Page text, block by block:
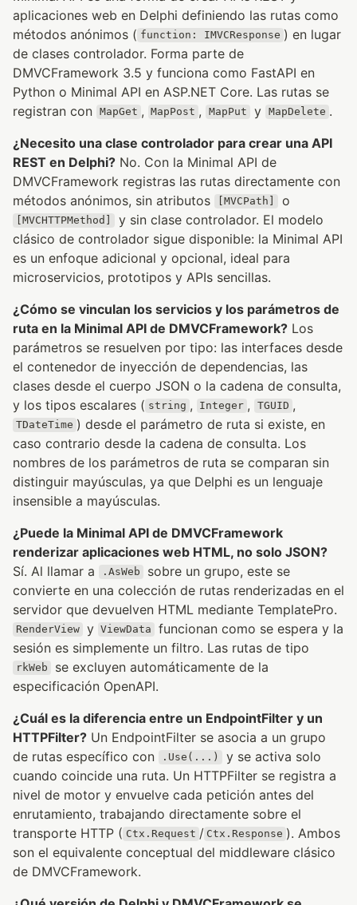
aplicaciones web en Delphi definiendo las rutas como
métodos anónimos ( function: IMVCResponse ) en lugar
de clases controlador. Forma parte de
DMVCFramework 3.5 y funciona como FastAPI en
Python o Minimal API en ASP.NET Core. Las rutas se
registran con MapGet , MapPost , MapPut y MapDelete .
¿Necesito una clase controlador para crear una API
REST en Delphi? No. Con la Minimal API de
DMVCFramework registras las rutas directamente con
métodos anónimos, sin atributos
[MVCPath] o
[MVCHTTPMethod]
y sin clase controlador. El modelo
clásico de controlador sigue disponible: la Minimal API
es un enfoque adicional y opcional, ideal para
microservicios, prototipos y APIs sencillas.
¿Cómo se vinculan los servicios y los parámetros de
ruta en la Minimal API de DMVCFramework? Los
parámetros se resuelven por tipo: las interfaces desde
el contenedor de inyección de dependencias, las
clases desde el cuerpo JSON o la cadena de consulta,
y los tipos escalares ( string , Integer , TGUID ,
TDateTime ) desde el parámetro de ruta si existe, en
caso contrario desde la cadena de consulta. Los
nombres de los parámetros de ruta se comparan sin
distinguir mayúsculas, ya que Delphi es un lenguaje
insensible a mayúsculas.
¿Puede la Minimal API de DMVCFramework
renderizar aplicaciones web HTML, no solo JSON?
Sí. Al llamar a
.AsWeb
sobre un grupo, este se
convierte en una colección de rutas renderizadas en el
servidor que devuelven HTML mediante TemplatePro.
RenderView y ViewData
funcionan como se espera y la
sesión es simplemente un filtro. Las rutas de tipo
rkWeb
se excluyen automáticamente de la
especificación OpenAPI.
¿Cuál es la diferencia entre un EndpointFilter y un
HTTPFilter? Un EndpointFilter se asocia a un grupo
de rutas específico con
.Use(...)
y se activa solo
cuando coincide una ruta. Un HTTPFilter se registra a
nivel de motor y envuelve cada petición antes del
enrutamiento, trabajando directamente sobre el
transporte HTTP ( Ctx.Request / Ctx.Response ). Ambos
son el equivalente conceptual del middleware clásico
de DMVCFramework.